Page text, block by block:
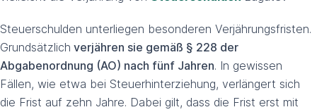
Steuerschulden unterliegen besonderen Verjährungsfristen.
Grundsätzlich verjähren sie gemäß § 228 der
Abgabenordnung (AO) nach fünf Jahren. In gewissen
Fällen, wie etwa bei Steuerhinterziehung, verlängert sich
die Frist auf zehn Jahre. Dabei gilt, dass die Frist erst mit